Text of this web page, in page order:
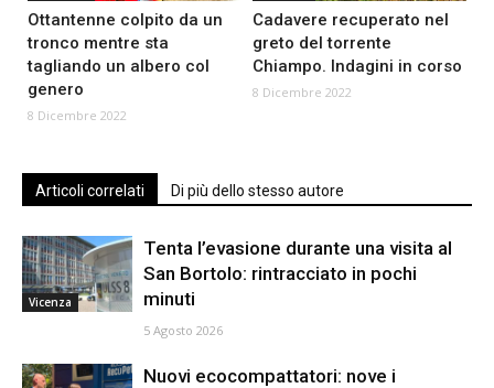
Ottantenne colpito da un
tronco mentre sta
tagliando un albero col
genero
8 Dicembre 2022
Cadavere recuperato nel
greto del torrente
Chiampo. Indagini in corso
8 Dicembre 2022
Articoli correlati Di più dello stesso autore
Vicenza
Tenta l’evasione durante una visita al
San Bortolo: rintracciato in pochi
minuti
5 Agosto 2026
Nuovi ecocompattatori: nove i